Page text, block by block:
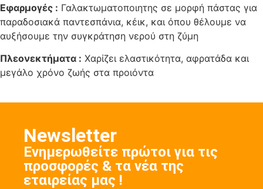
Εφαρμογές : Γαλακτωματοποιητης σε μορφή πάστας για
παραδοσιακά παντεσπάνια, κέικ, και όπου θέλουμε να
αυξήσουμε την συγκράτηση νερού στη ζύμη
Πλεονεκτήματα : Χαρίζει ελαστικότητα, αφρατάδα και
μεγάλο χρόνο ζωής στα προιόντα
Νewsletter
Ενημερωθείτε πρώτοι για τις
προσφορές & τα νέα της
εταιρείας μας !